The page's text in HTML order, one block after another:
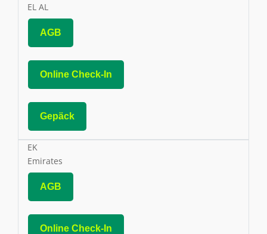
EL AL
AGB
Online Check-In
Gepäck
EK
Emirates
AGB
Online Check-In